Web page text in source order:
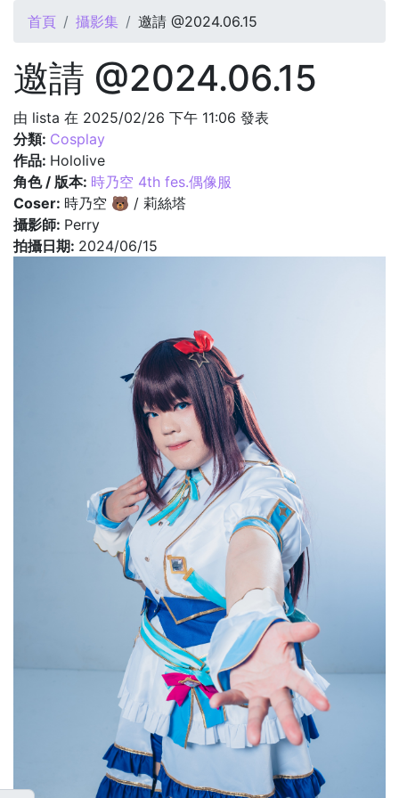
您在這裡
首頁 攝影集 邀請 @2024.06.15
邀請 @2024.06.15
由 lista 在 2025/02/26 下午 11:06 發表
分類: Cosplay
作品: Hololive
角色 / 版本: 時乃空 4th fes.偶像服
Coser: 時乃空 🐻 / 莉絲塔
攝影師: Perry
拍攝日期: 2024/06/15